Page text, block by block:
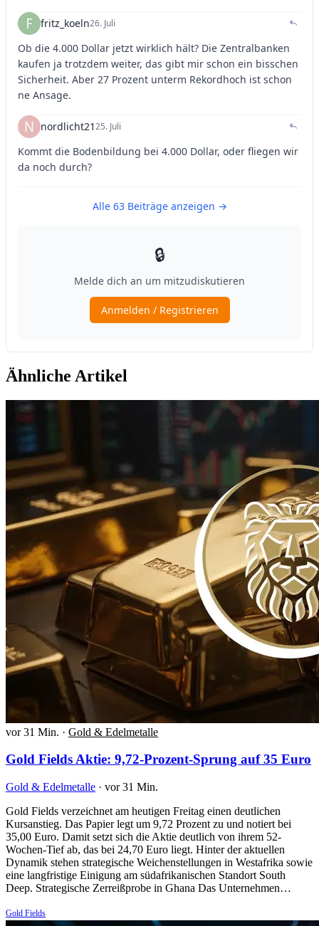
Ähnliche Artikel
vor 31 Min. · Gold & Edelmetalle
Gold Fields Aktie: 9,72-Prozent-Sprung auf 35 Euro
Gold & Edelmetalle · vor 31 Min.
Gold Fields verzeichnet am heutigen Freitag einen deutlichen
Kursanstieg. Das Papier legt um 9,72 Prozent zu und notiert bei
35,00 Euro. Damit setzt sich die Aktie deutlich von ihrem 52-
Wochen-Tief ab, das bei 24,70 Euro liegt. Hinter der aktuellen
Dynamik stehen strategische Weichenstellungen in Westafrika sowie
eine langfristige Einigung am südafrikanischen Standort South
Deep. Strategische Zerreißprobe in Ghana Das Unternehmen…
Gold Fields